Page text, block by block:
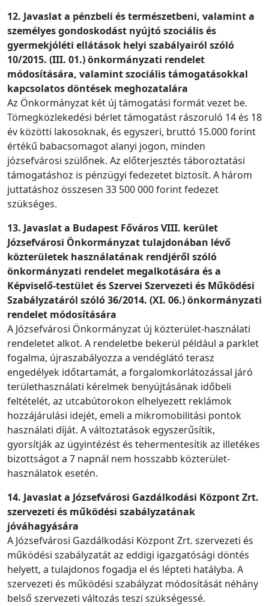
12. Javaslat a pénzbeli és természetbeni, valamint a
személyes gondoskodást nyújtó szociális és
gyermekjóléti ellátások helyi szabályairól szóló
10/2015. (III. 01.) önkormányzati rendelet
módosítására, valamint szociális támogatásokkal
kapcsolatos döntések meghozatalára
Az Önkormányzat két új támogatási formát vezet be.
Tömegközlekedési bérlet támogatást rászoruló 14 és 18
év közötti lakosoknak, és egyszeri, bruttó 15.000 forint
értékű babacsomagot alanyi jogon, minden
józsefvárosi szülőnek. Az előterjesztés táboroztatási
támogatáshoz is pénzügyi fedezetet biztosít. A három
juttatáshoz összesen 33 500 000 forint fedezet
szükséges.
13. Javaslat a Budapest Főváros VIII. kerület
Józsefvárosi Önkormányzat tulajdonában lévő
közterületek használatának rendjéről szóló
önkormányzati rendelet megalkotására és a
Képviselő-testület és Szervei Szervezeti és Működési
Szabályzatáról szóló 36/2014. (XI. 06.) önkormányzati
rendelet módosítására
A Józsefvárosi Önkormányzat új közterület-használati
rendeletet alkot. A rendeletbe bekerül például a parklet
fogalma, újraszabályozza a vendéglátó terasz
engedélyek időtartamát, a forgalomkorlátozással járó
területhasználati kérelmek benyújtásának időbeli
feltételét, az utcabútorokon elhelyezett reklámok
hozzájárulási idejét, emeli a mikromobilitási pontok
használati díját. A változtatások egyszerűsítik,
gyorsítják az ügyintézést és tehermentesítik az illetékes
bizottságot a 7 napnál nem hosszabb közterület-
használatok esetén.
14. Javaslat a Józsefvárosi Gazdálkodási Központ Zrt.
szervezeti és működési szabályzatának
jóváhagyására
A Józsefvárosi Gazdálkodási Központ Zrt. szervezeti és
működési szabályzatát az eddigi igazgatósági döntés
helyett, a tulajdonos fogadja el és lépteti hatályba. A
szervezeti és működési szabályzat módosítását néhány
belső szervezeti változás teszi szükségessé.